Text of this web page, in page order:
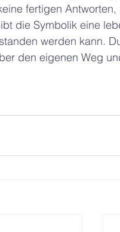
fertigen
die Symbolik eine
werden kann.
den eigenen Weg